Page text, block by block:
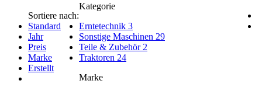
Sortiere nach:
Standard
Jahr
Preis
Marke
Erstellt
Kategorie
Erntetechnik 3
Sonstige Maschinen 29
Teile & Zubehör 2
Traktoren 24
Marke